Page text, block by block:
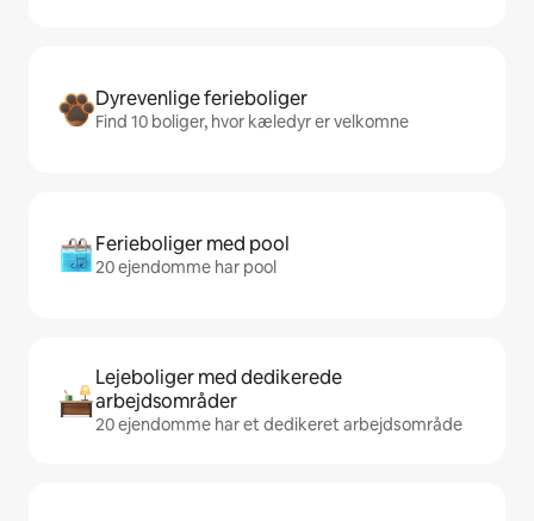
Dyrevenlige ferieboliger
Find 10 boliger, hvor kæledyr er velkomne
Ferieboliger med pool
20 ejendomme har pool
Lejeboliger med dedikerede
arbejdsområder
20 ejendomme har et dedikeret arbejdsområde